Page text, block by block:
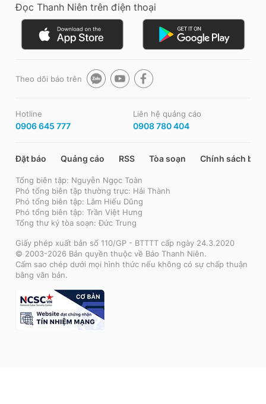
Đọc Thanh Niên trên điện thoại
Theo dõi báo trên
Hotline
0906 645 777
Liên hệ quảng cáo
0908 780 404
Đặt báo Quảng cáo RSS Tòa soạn Chính sách bảo
Tổng biên tập: Nguyễn Ngọc Toàn
Phó tổng biên tập thường trực: Hải Thành
Phó tổng biên tập: Lâm Hiếu Dũng
Phó tổng biên tập: Trần Việt Hưng
Tổng thư ký tòa soạn: Đức Trung
Giấy phép xuất bản số 110/GP - BTTTT cấp ngày 24.3.2020
© 2003-2026 Bản quyền thuộc về Báo Thanh Niên.
Cấm sao chép dưới mọi hình thức nếu không có sự chấp thuận
bằng văn bản.